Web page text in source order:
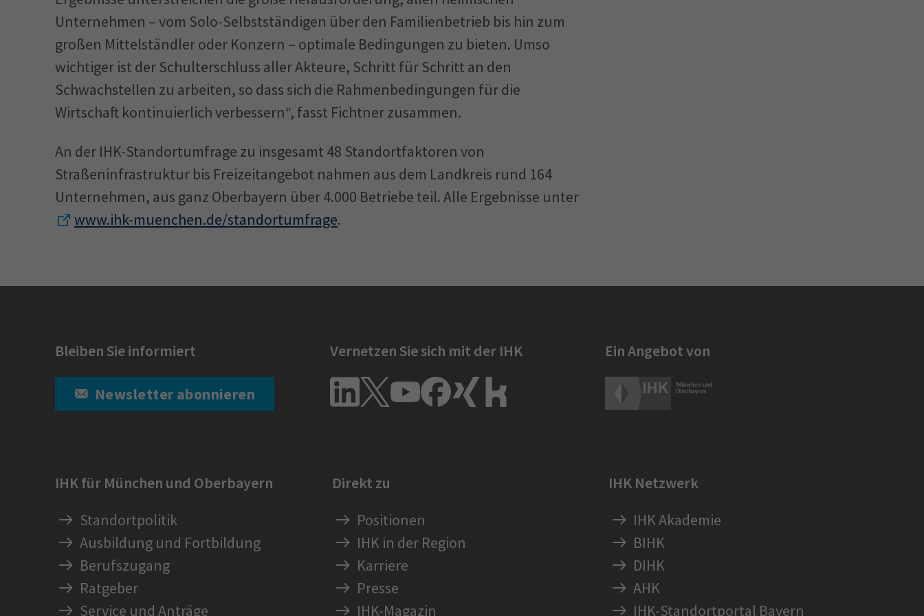
Unternehmen – vom Solo-Selbst­ständigen über den Familienbetrieb bis hin zum
großen Mittelständler oder Konzern – optimale Bedingungen zu bieten. Umso
wichtiger ist der Schulterschluss aller Akteure, Schritt für Schritt an den
Schwachstellen zu arbeiten, so dass sich die Rahmen­bedingungen für die
Wirtschaft kontinuierlich verbessern“, fasst Fichtner zusammen.
An der IHK-Standortumfrage zu insgesamt 48 Standortfaktoren von
Straßeninfrastruktur bis Freizeitangebot nahmen aus dem Landkreis rund 164
Unternehmen, aus ganz Oberbayern über 4.000 Betriebe teil. Alle Ergebnisse unter
www.ihk-muenchen.de/standortumfrage.
Bleiben Sie informiert
Newsletter abonnieren
Vernetzen Sie sich mit der IHK Ein Angebot von
IHK für München und Oberbayern
Standortpolitik
Ausbildung und Fortbildung
Berufszugang
Ratgeber
Service und Anträge
Direkt zu
Positionen
IHK in der Region
Karriere
Presse
IHK-Magazin
IHK Netzwerk
IHK Akademie
BIHK
DIHK
AHK
IHK-Standortportal Bayern